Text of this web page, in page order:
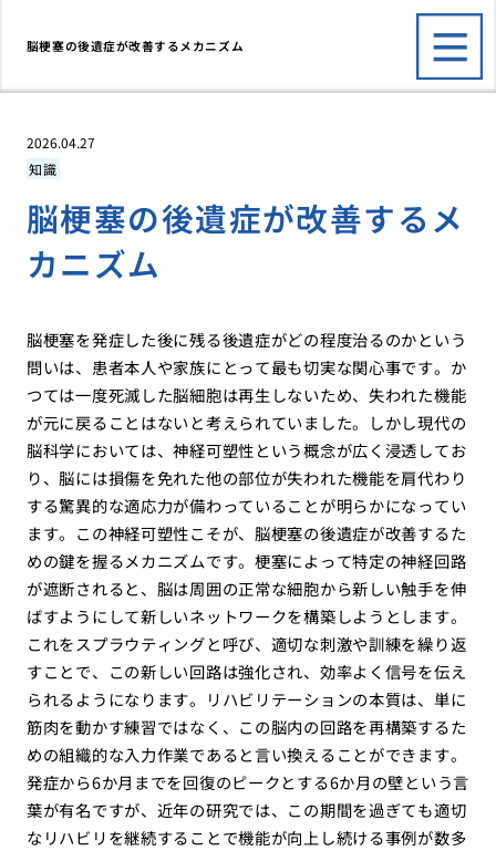
脳梗塞の後遺症が改善するメカニズム
2026.04.27
知識
脳梗塞の後遺症が改善するメ
カニズム
脳梗塞を発症した後に残る後遺症がどの程度治るのかという
問いは、患者本人や家族にとって最も切実な関心事です。か
つては一度死滅した脳細胞は再生しないため、失われた機能
が元に戻ることはないと考えられていました。しかし現代の
脳科学においては、神経可塑性という概念が広く浸透してお
り、脳には損傷を免れた他の部位が失われた機能を肩代わり
する驚異的な適応力が備わっていることが明らかになってい
ます。この神経可塑性こそが、脳梗塞の後遺症が改善するた
めの鍵を握るメカニズムです。梗塞によって特定の神経回路
が遮断されると、脳は周囲の正常な細胞から新しい触手を伸
ばすようにして新しいネットワークを構築しようとします。
これをスプラウティングと呼び、適切な刺激や訓練を繰り返
すことで、この新しい回路は強化され、効率よく信号を伝え
られるようになります。リハビリテーションの本質は、単に
筋肉を動かす練習ではなく、この脳内の回路を再構築するた
めの組織的な入力作業であると言い換えることができます。
発症から6か月までを回復のピークとする6か月の壁という言
葉が有名ですが、近年の研究では、この期間を過ぎても適切
なリハビリを継続することで機能が向上し続ける事例が数多